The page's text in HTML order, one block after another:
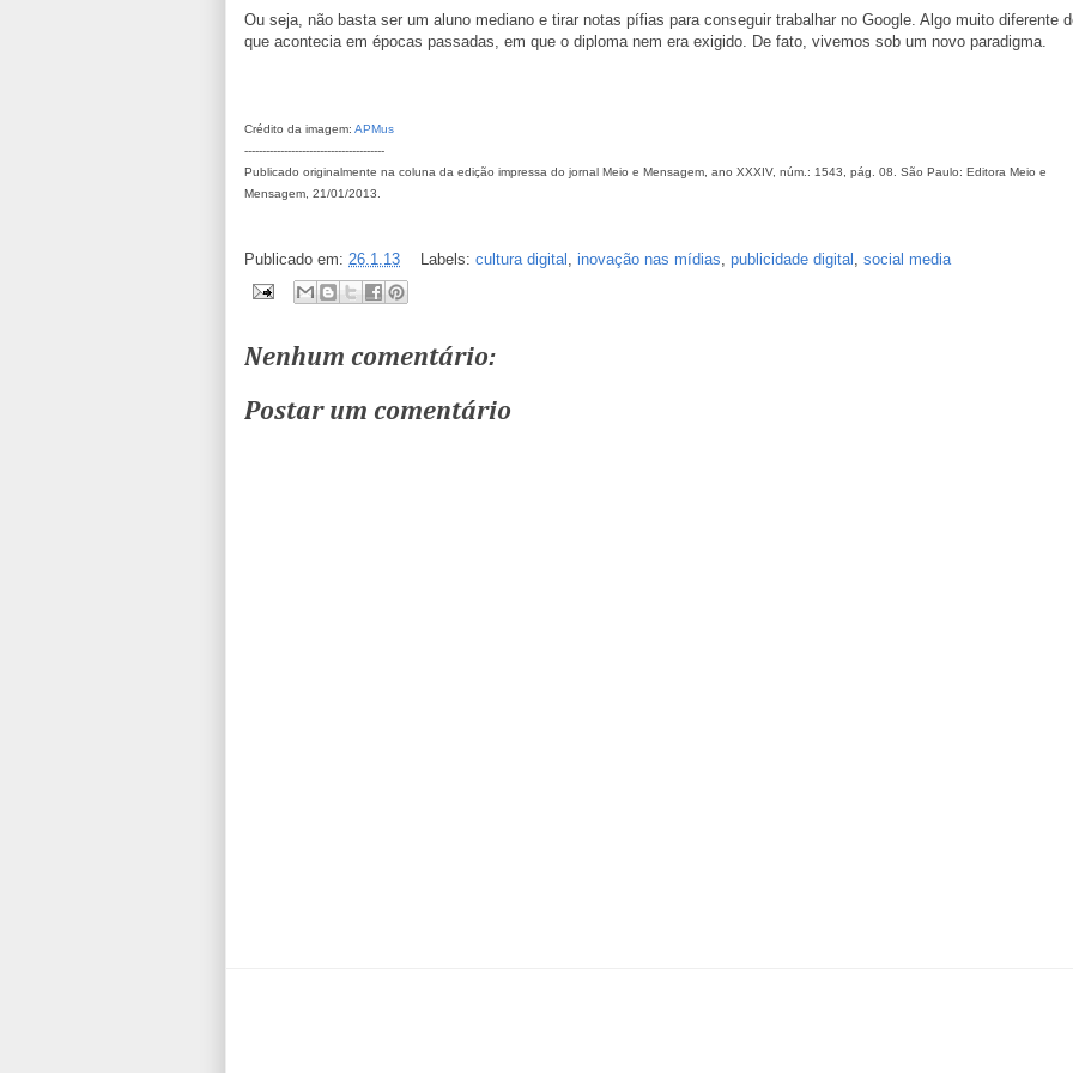
Ou seja, não basta ser um aluno mediano e tirar notas pífias para conseguir trabalhar no Google. Algo muito diferente
que acontecia em épocas passadas, em que o diploma nem era exigido. De fato, vivemos sob um novo paradigma.
Crédito da imagem: APMus
---------------------------------------
Publicado originalmente na coluna da edição impressa do jornal Meio e Mensagem, ano XXXIV, núm.: 1543, pág. 08. São Paulo: Editora Meio e
Mensagem, 21/01/2013.
Publicado em: 26.1.13 Labels: cultura digital , inovação nas mídias, publicidade digital , social media
Nenhum comentário:
Postar um comentário